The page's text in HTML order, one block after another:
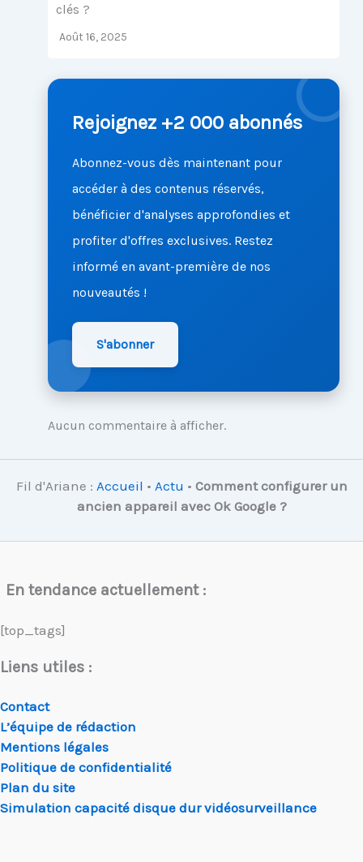
clés ?
Août 16, 2025
Rejoignez +2 000 abonnés
Abonnez-vous dès maintenant pour
accéder à des contenus réservés,
bénéficier d'analyses approfondies et
profiter d'offres exclusives. Restez
informé en avant-première de nos
nouveautés !
S'abonner
Aucun commentaire à afficher.
Fil d'Ariane : Accueil • Actu • Comment configurer un
ancien appareil avec Ok Google ?
En tendance actuellement :
[top_tags]
Liens utiles :
Contact
L’équipe de rédaction
Mentions légales
Politique de confidentialité
Plan du site
Simulation capacité disque dur vidéosurveillance